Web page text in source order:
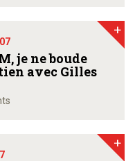
je ne boude
avec Gilles
+
+